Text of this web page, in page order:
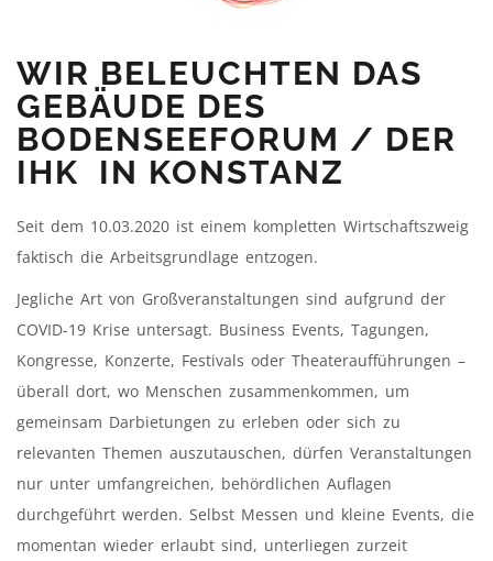
WIR BELEUCHTEN DAS
GEBÄUDE DES
BODENSEEFORUM / DER
IHK IN KONSTANZ
Seit dem 10.03.2020 ist einem kompletten Wirtschaftszweig
faktisch die Arbeitsgrundlage entzogen.
Jegliche Art von Großveranstaltungen sind aufgrund der
COVID-19 Krise untersagt. Business Events, Tagungen,
Kongresse, Konzerte, Festivals oder Theateraufführungen –
überall dort, wo Menschen zusammenkommen, um
gemeinsam Darbietungen zu erleben oder sich zu
relevanten Themen auszutauschen, dürfen Veranstaltungen
nur unter umfangreichen, behördlichen Auflagen
durchgeführt werden. Selbst Messen und kleine Events, die
momentan wieder erlaubt sind, unterliegen zurzeit